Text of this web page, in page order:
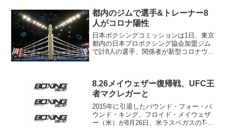
サリオは20年3月、ジャーメル・チャーロ
（米）との3団...
都内のジムで選手&トレーナー8
人がコロナ陽性
日本ボクシングコミッションは1日、東京
都内の日本プロボクシング協会加盟ジム
で計8人の選手、関係者が新型コロナウイ
でにPCR検査...
8.26メイウェザー復帰戦、UFC王
者マクレガーと
2015年に引退したパウンド・フォー・パ
ウンド・キング、フロイド・メイウェザ
ー（米）が8月26日、米ラスベガスのT-モ